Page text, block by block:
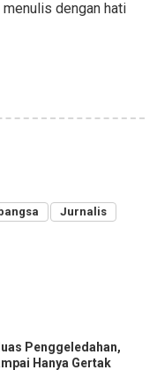
dengan hati
Jurnalis
Penggeledahan,
Hanya Gertak